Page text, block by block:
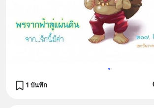
1 บันทึก